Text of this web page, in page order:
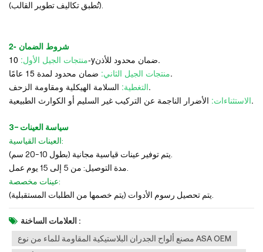
(تُطبق تكاليف تطوير القالب).
2- شروط الضمان
منتجات الجيل الأول: 10 -y
ضمان محدود للأذن.
منتجات الجيل الثاني:ضمان محدود لمدة 15 عامًا.
التغطية:السلامة الهيكلية ومقاومة الزحف.
الاستثناءات:الأضرار الناجمة عن التركيب غير السليم أو الكوارث الطبيعية.
3- سياسة العينات
العينات القياسية:
يتم توفير عينات قياسية مجانية (بطول 10-20 سم).
مدة التوصيل: من 5 إلى 15 يوم عمل.
عينات مخصصة:
يتم تحصيل رسوم الأدوات (يتم خصمها من الطلبات المستقبلية).
العلامات الساخنة :
مصنع ألواح الجدران البلاستيكية المقاومة للماء من نوع ASA OEM